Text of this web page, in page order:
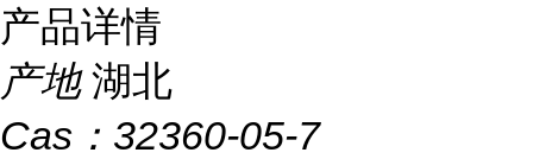
产品详情
产地 湖北
Cas： 32360-05-7